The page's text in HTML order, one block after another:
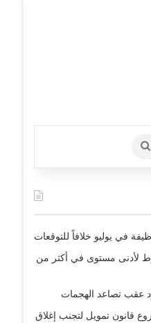
بحث
عن
لأدنى مستوى في أكثر من
عقب تصاعد الهجمات
قانون تمويل لتجنب إغلاق